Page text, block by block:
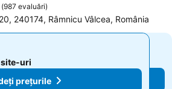
(987 evaluări)
240174, Râmnicu Vâlcea, România
uri
prețurile
uri
prețurile